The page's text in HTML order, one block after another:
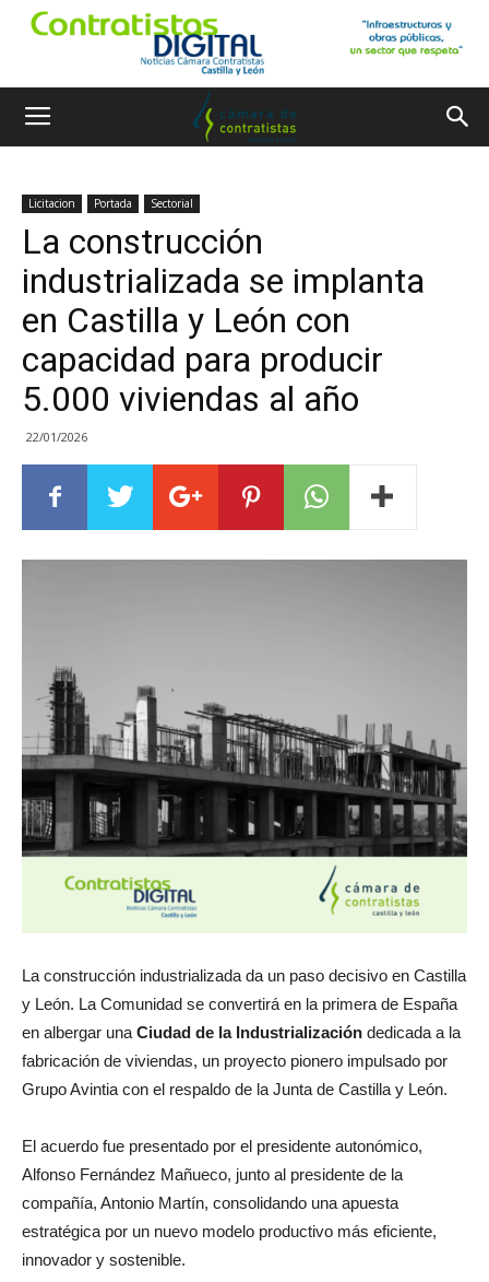
Licitacion Portada Sectorial
La construcción
industrializada se implanta
en Castilla y León con
capacidad para producir
5.000 viviendas al año
22/01/2026
La construcción industrializada da un paso decisivo en Castilla
y León. La Comunidad se convertirá en la primera de España
en albergar una Ciudad de la Industrialización dedicada a la
fabricación de viviendas, un proyecto pionero impulsado por
Grupo Avintia con el respaldo de la Junta de Castilla y León.
El acuerdo fue presentado por el presidente autonómico,
Alfonso Fernández Mañueco, junto al presidente de la
compañía, Antonio Martín, consolidando una apuesta
estratégica por un nuevo modelo productivo más eficiente,
innovador y sostenible.